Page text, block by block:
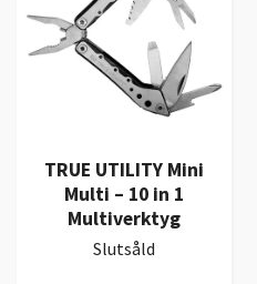
TRUE UTILITY Mini
Multi – 10 in 1
Multiverktyg
Slutsåld